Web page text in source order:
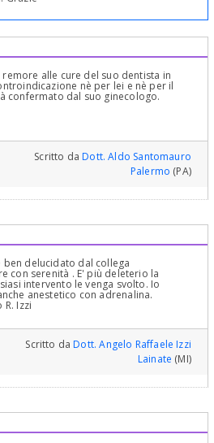
remore alle cure del suo dentista in
nè per lei e nè per il
confermato dal suo ginecologo.
Scritto daDott. Aldo Santomauro
Palermo (PA)
ben delucidato dal collega
con serenità . E' più deleterio la
intervento le venga svolto. Io
anestetico con adrenalina.
Izzi
Scritto daDott. Angelo Raffaele Izzi
Lainate (MI)